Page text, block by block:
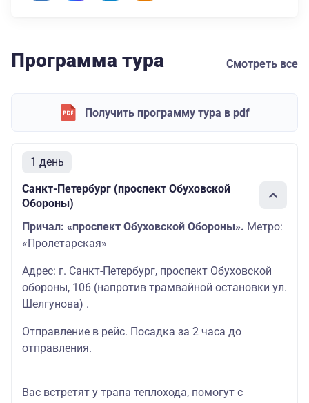
Программа тура Смотреть все
Получить программу тура в pdf
1 день
Санкт-Петербург (проспект Обуховской
Обороны)
Причал: «проспект Обуховской Обороны». Метро:
«Пролетарская»
Адрес: г. Санкт-Петербург, проспект Обуховской
обороны, 106 (напротив трамвайной остановки ул.
Шелгунова) .
Отправление в рейс. Посадка за 2 часа до
отправления.
Вас встретят у трапа теплохода, помогут с